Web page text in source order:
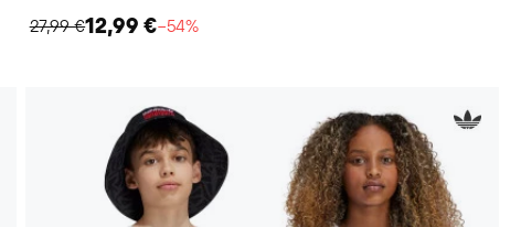
27,99 €12,99 €−54%